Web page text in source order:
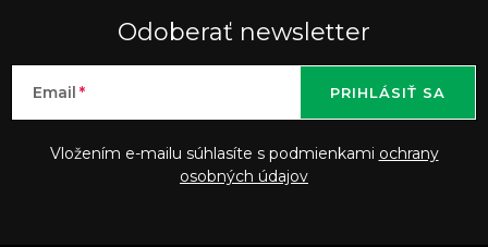
Odoberať newsletter
Email
Vložením e-mailu súhlasíte s podmienkami ochrany
osobných údajov
PRIHLÁSIŤ SA